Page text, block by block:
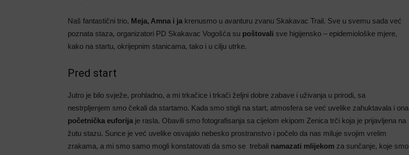
Naš fantastični trio, Meja, Amna i ja krenusmo u avanturu zvanu Skakavac Trail. Sve u svemu sada već
poznata staza, organizatori PD Skakavac Vogošća su poštovali sve higijensko – epidemiološke mjere,
kako na startu, okrijepnim stanicama, tako i u cilju utrke.
Pred start
Jutro je bilo svježe, prohladno, a mi trkačice i trkači željni dobre zabave i uživanja u prirodi, sa
nestrpljenjem smo čekali da startamo. Kada smo stigli na start, atmosfera se već uvelike zahuktavala i ona
početnička euforija je rasla. Obavili smo fotografisanja sa cijelom ekipom Zenica trči koja je prijavljena na
žutu stazu. Sunce je već uvelike osvajalo nebesko prostranstvo i počelo da nas miluje svojim vrelim
zrakama, a mi smo samo mogli konstatovati da smo se trebali namazati mlijekom za sunčanje, koje smo